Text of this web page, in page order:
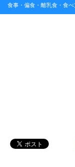
食事・偏食・離乳食・食べ